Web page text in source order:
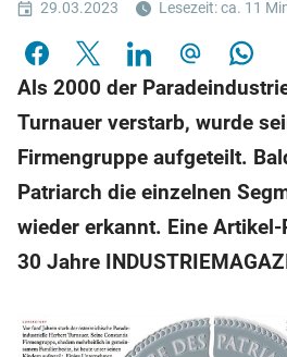
29.03.2023 Lesezeit: ca. 11
Als 2000 der
Turnauer verstarb, wurde
Firmengruppe aufgeteilt.
Patriarch die einzelnen
wieder erkannt. Eine
30 Jahre